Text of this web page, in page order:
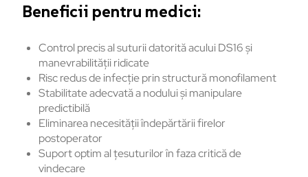
Beneficii pentru medici:
Control precis al suturii datorită acului DS16 și
manevrabilității ridicate
Risc redus de infecție prin structură monofilament
Stabilitate adecvată a nodului și manipulare
predictibilă
Eliminarea necesității îndepărtării firelor
postoperator
Suport optim al țesuturilor în faza critică de
vindecare